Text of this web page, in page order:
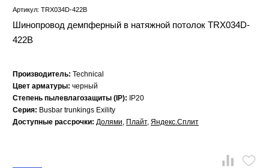
Артикул: TRX034D-422B
Шинопровод демпферный в натяжной потолок TRX034D-
422B
Производитель: Technical
Цвет арматуры: черный
Степень пылевлагозащиты (IP):
IP20
Серия: Busbar trunkings Exility
Доступные рассрочки: Долями, Плайт, Яндекс.Сплит